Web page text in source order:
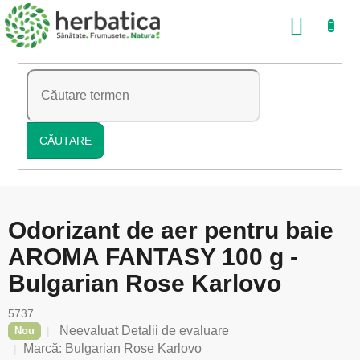
Treci
la
conținut
CĂUTARE
COŞ
Odorizant de aer pentru baie
AROMA FANTASY 100 g -
Bulgarian Rose Karlovo
5737
Nou
Evaluarea
medie
Neevaluat Detalii de evaluare
Marcă: Bulgarian Rose Karlovo